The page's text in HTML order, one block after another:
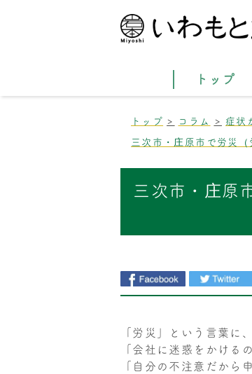
トップ
トップ コラム 症状
三次市・庄原市で労災
三次市・庄原
「労災」という言葉に
「会社に迷惑をかける
「自分の不注意だから